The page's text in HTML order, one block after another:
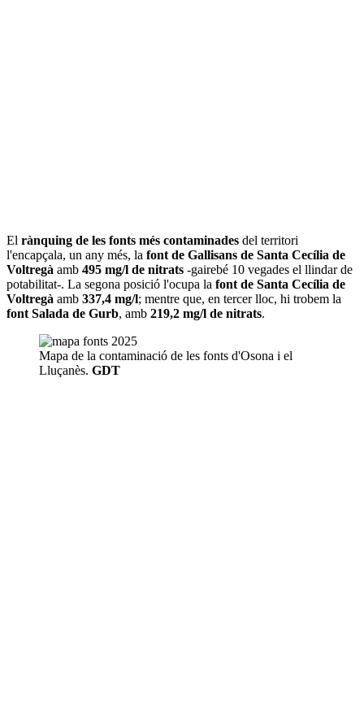
El rànquing de les fonts més contaminades del territori
l'encapçala, un any més, la font de Gallisans de Santa Cecília de
Voltregà amb 495 mg/l de nitrats -gairebé 10 vegades el llindar de
potabilitat-. La segona posició l'ocupa la font de Santa Cecília de
Voltregà amb 337,4 mg/l; mentre que, en tercer lloc, hi trobem la
font Salada de Gurb, amb 219,2 mg/l de nitrats.
Mapa de la contaminació de les fonts d'Osona i el
Lluçanès. GDT